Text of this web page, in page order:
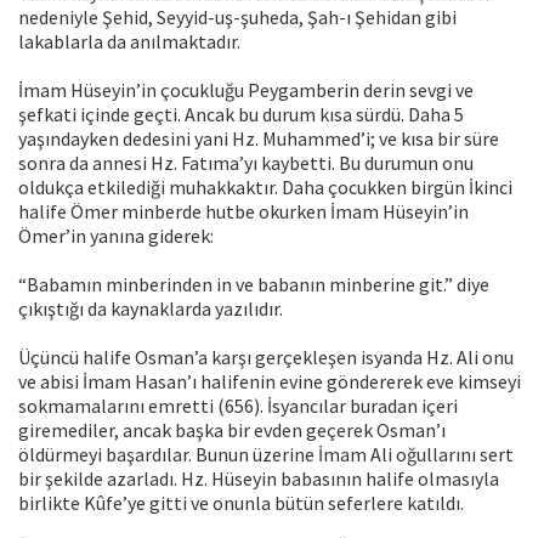
nedeniyle Şehid, Seyyid-uş-şuheda, Şah-ı Şehidan gibi
lakablarla da anılmaktadır.
İmam Hüseyin’in çocukluğu Peygamberin derin sevgi ve
şefkati içinde geçti. Ancak bu durum kısa sürdü. Daha 5
yaşındayken dedesini yani Hz. Muhammed’i; ve kısa bir süre
sonra da annesi Hz. Fatıma’yı kaybetti. Bu durumun onu
oldukça etkilediği muhakkaktır. Daha çocukken birgün İkinci
halife Ömer minberde hutbe okurken İmam Hüseyin’in
Ömer’in yanına giderek:
“Babamın minberinden in ve babanın minberine git.” diye
çıkıştığı da kaynaklarda yazılıdır.
Üçüncü halife Osman’a karşı gerçekleşen isyanda Hz. Ali onu
ve abisi İmam Hasan’ı halifenin evine göndererek eve kimseyi
sokmamalarını emretti (656). İsyancılar buradan içeri
giremediler, ancak başka bir evden geçerek Osman’ı
öldürmeyi başardılar. Bunun üzerine İmam Ali oğullarını sert
bir şekilde azarladı. Hz. Hüseyin babasının halife olmasıyla
birlikte Kûfe’ye gitti ve onunla bütün seferlere katıldı.